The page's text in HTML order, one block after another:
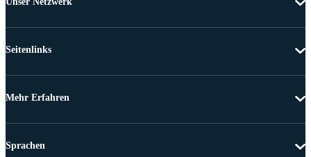
Seitenlinks
Mehr Erfahren
Sprachen